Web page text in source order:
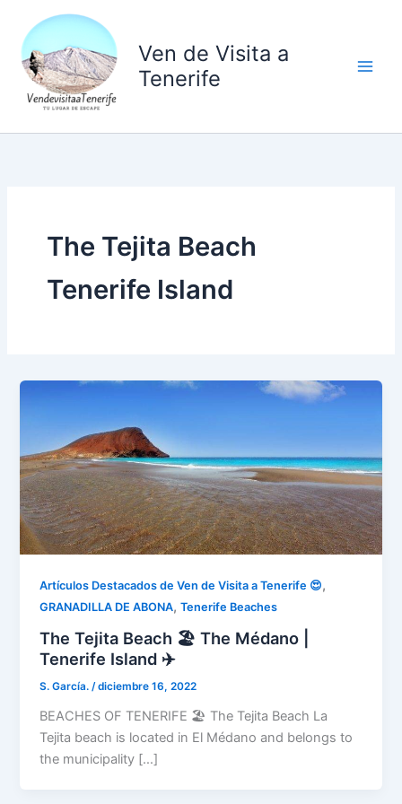
contenido
Ven de Visita a
Tenerife
The Tejita Beach
Tenerife Island
Artículos Destacados de Ven de Visita a Tenerife 😍,
GRANADILLA DE ABONA,Tenerife Beaches
The Tejita Beach 🏖️ The Médano |
Tenerife Island ✈️
S. García./diciembre 16, 2022
BEACHES OF TENERIFE 🏖️ The Tejita Beach La
Tejita beach is located in El Médano and belongs to
the municipality […]